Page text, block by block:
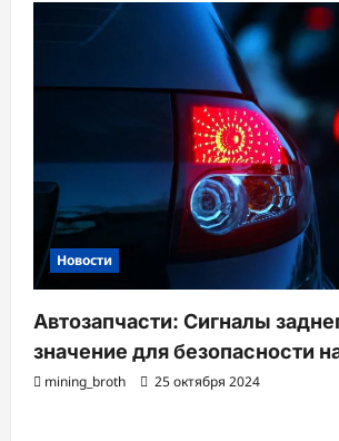
Новости
Автозапчасти: Сигналы
значение для безопасности
mining_broth 25 октября 2024